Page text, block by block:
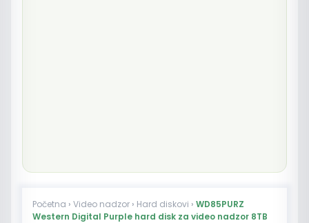
Početna › Video nadzor › Hard diskovi › WD85PURZ
Western Digital Purple hard disk za video nadzor 8TB